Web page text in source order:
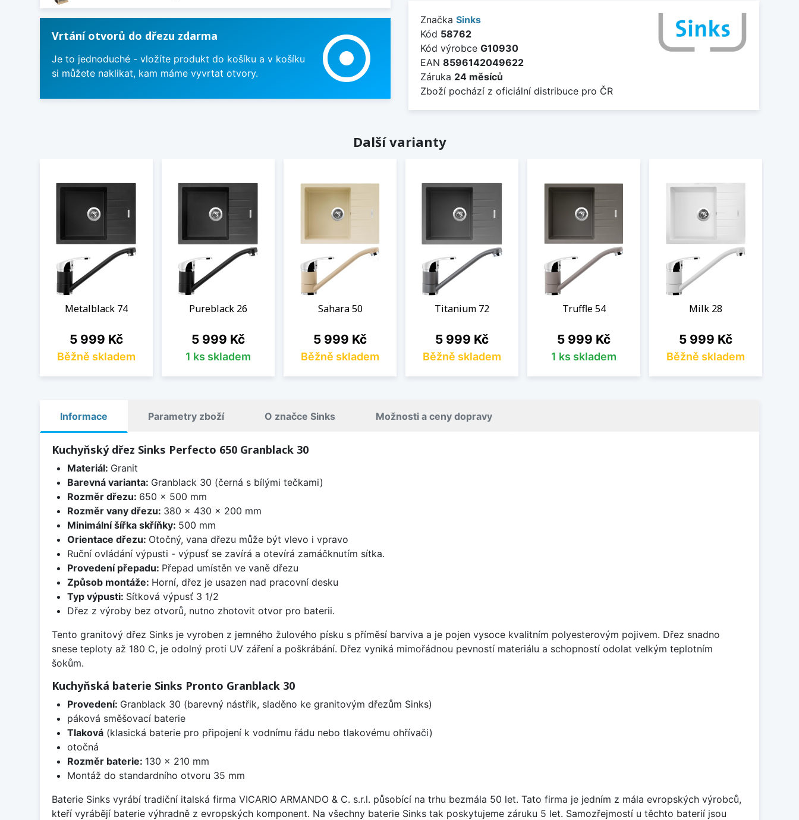
Vrtání otvorů do dřezu zdarma
Je to jednoduché - vložíte produkt do košíku a v košíku
si můžete naklikat, kam máme vyvrtat otvory.
adjust
Značka Sinks
Kód 58762
Kód výrobce G10930
EAN 8596142049622
Záruka 24 měsíců
Zboží pochází z oficiální distribuce pro ČR
Další varianty
Metalblack 74
Cena
5 999 Kč
Běžně skladem
Pureblack 26
Cena
5 999 Kč
1 ks skladem
Sahara 50
Cena
5 999 Kč
Běžně skladem
Titanium 72
Cena
5 999 Kč
Běžně skladem
Truffle 54
Cena
5 999 Kč
1 ks skladem
Milk 28
Cena
5 999 Kč
Běžně skladem
Informace Parametry zboží O značce Sinks Možnosti a ceny dopravy
Kuchyňský dřez Sinks Perfecto 650 Granblack 30
Materiál: Granit
Barevná varianta: Granblack 30 (černá s bílými tečkami)
Rozměr dřezu: 650 x 500 mm
Rozměr vany dřezu: 380 x 430 x 200 mm
Minimální šířka skříňky: 500 mm
Orientace dřezu: Otočný, vana dřezu může být vlevo i vpravo
Ruční ovládání výpusti - výpusť se zavírá a otevírá zamáčknutím sítka.
Provedení přepadu: Přepad umístěn ve vaně dřezu
Způsob montáže: Horní, dřez je usazen nad pracovní desku
Typ výpusti: Sítková výpusť 3 1/2
Dřez z výroby bez otvorů, nutno zhotovit otvor pro baterii.
Tento granitový dřez Sinks je vyroben z jemného žulového písku s příměsí barviva a je pojen vysoce kvalitním polyesterovým pojivem. Dřez snadno
snese teploty až 180 C, je odolný proti UV záření a poškrábání. Dřez vyniká mimořádnou pevností materiálu a schopností odolat velkým teplotním
šokům.
Kuchyňská baterie Sinks Pronto Granblack 30
Provedení: Granblack 30 (barevný nástřik, sladěno ke granitovým dřezům Sinks)
páková směšovací baterie
Tlaková(klasická baterie pro připojení k vodnímu řádu nebo tlakovému ohřívači)
otočná
Rozměr baterie: 130 x 210 mm
Montáž do standardního otvoru 35 mm
Baterie Sinks vyrábí tradiční italská firma VICARIO ARMANDO & C. s.r.l. působící na trhu bezmála 50 let. Tato firma je jedním z mála evropských výrobců,
kteří vyrábějí baterie výhradně z evropských komponent. Na všechny baterie Sinks tak poskytujeme záruku 5 let. Samozřejmostí u těchto baterií jsou